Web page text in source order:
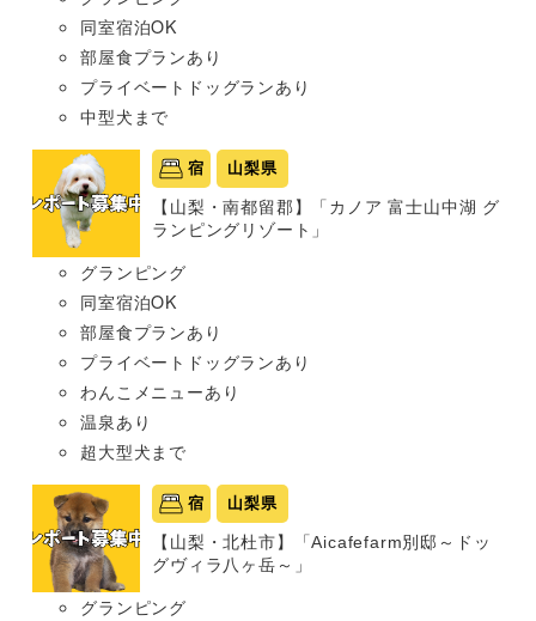
同室宿泊OK
部屋食プランあり
プライベートドッグランあり
中型犬まで
宿 山梨県
【山梨・南都留郡】「カノア 富士山中湖 グ
ランピングリゾート」
グランピング
同室宿泊OK
部屋食プランあり
プライベートドッグランあり
わんこメニューあり
温泉あり
超大型犬まで
宿 山梨県
【山梨・北杜市】「Aicafefarm別邸～ドッ
グヴィラ八ヶ岳～」
グランピング